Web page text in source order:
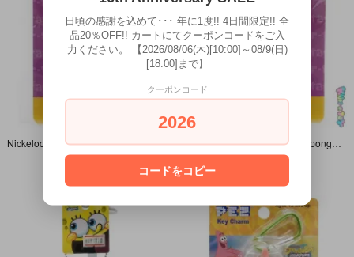
Nickelodeon/ニコロデオン・Sponge Bob Squarepants/スポンジボブ・スクエアパンツ・キリー＆アンシエイツ・Pin Badge/ピンバッジ/ピンズ「セルフィー/証明写真」
770円(税込) 660円(税込)
日頃の感謝を込めて･･･ 年に1度!! 4日間限定!! 全
品20％OFF!! カートにてクーポンコードをご入
力ください。 【2026/08/06(木)[10:00]～08/9(日)
[18:00]まで】
クーポンコード
2026
コードをコピー